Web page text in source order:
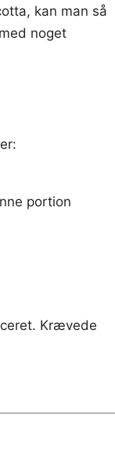
kan man så
noget
portion
Krævede